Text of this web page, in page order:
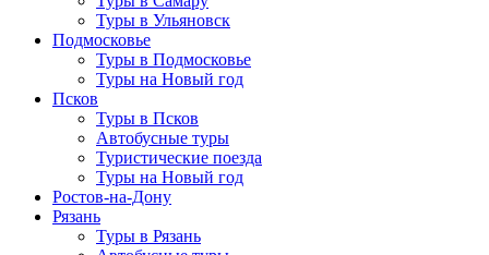
Туры в Ульяновск
Подмосковье
Туры в Подмосковье
Туры на Новый год
Псков
Туры в Псков
Автобусные туры
Туристические поезда
Туры на Новый год
Ростов-на-Дону
Рязань
Туры в Рязань